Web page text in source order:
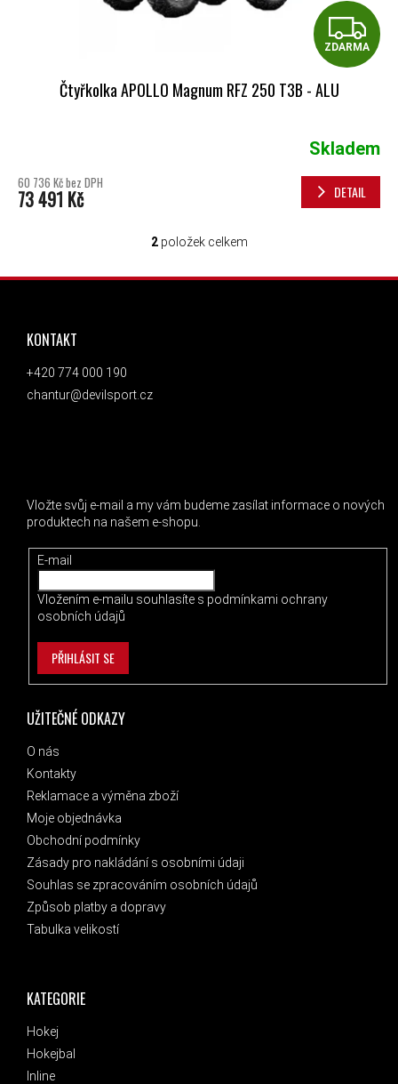
ZDARMA
Čtyřkolka APOLLO Magnum RFZ 250 T3B - ALU
Skladem
60 736 Kč bez DPH
73 491 Kč DETAIL
OVLÁDACÍ PRVKY VÝPISU
2položek celkem
ZÁPATÍ
KATEGORIE
Hokej
Hokejbal
Inline
UŽITEČNÉ ODKAZY
O nás
Kontakty
Reklamace a výměna zboží
Moje objednávka
Obchodní podmínky
Zásady pro nakládání s osobními údaji
Souhlas se zpracováním osobních údajů
Způsob platby a dopravy
Tabulka velikostí
KONTAKT
+420 774 000 190
chantur@devilsport.cz
Vložte svůj e-mail a my vám budeme zasílat informace o nových
produktech na našem e-shopu.
E-mail
Vložením e-mailu souhlasíte s podmínkami ochrany
osobních údajů
PŘIHLÁSIT SE